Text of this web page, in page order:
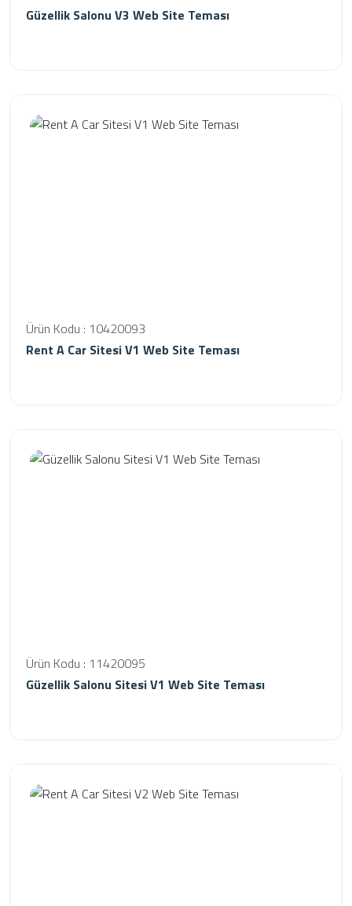
Güzellik Salonu V3 Web Site Teması
Ürün Kodu : 10420093
Rent A Car Sitesi V1 Web Site Teması
Ürün Kodu : 11420095
Güzellik Salonu Sitesi V1 Web Site Teması